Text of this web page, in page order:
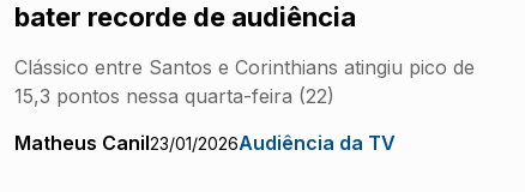
bater recorde de audiência
Clássico entre Santos e Corinthians atingiu pico de
15,3 pontos nessa quarta-feira (22)
Matheus Canil23/01/2026Audiência da TV